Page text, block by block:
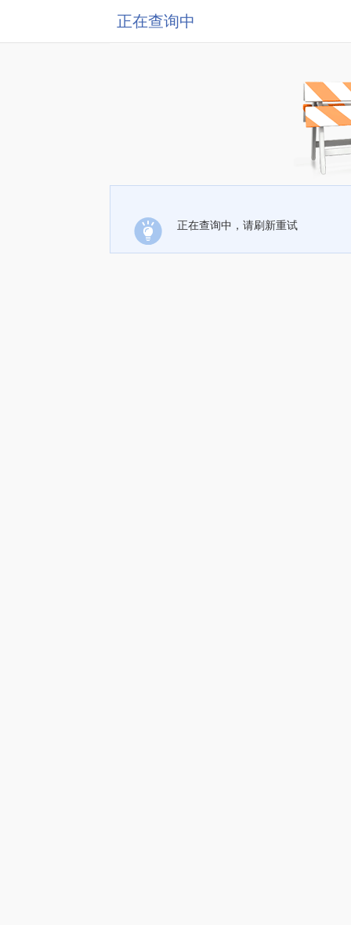
正在查询中
正在查询中，请刷新重试